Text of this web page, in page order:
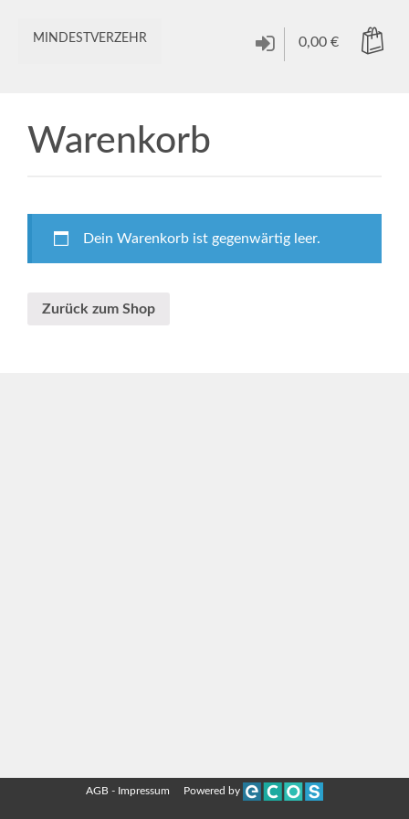
MINDESTVERZEHR 0,00 €
Warenkorb
Dein Warenkorb ist gegenwärtig leer.
Zurück zum Shop
AGB - Impressum Powered by